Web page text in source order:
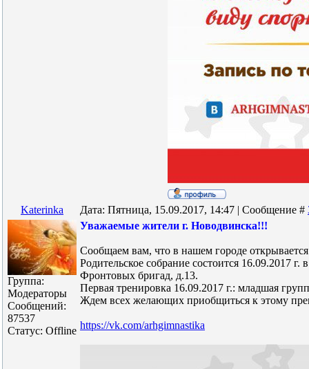
Katerinka Дата: Пятница, 15.09.2017, 14:47 | Сообщение #
Группа:
Модераторы
Сообщений:
87537
Статус: Offline
Уважаемые жители г. Новодвинска!!!
Сообщаем вам, что в нашем городе
Родительское собрание состоится 16.09.2017
Фронтовых бригад, д.13.
Первая тренировка 16.09.2017 г.: младшая
Ждем всех желающих приобщиться к этому
https://vk.com/arhgimnastika